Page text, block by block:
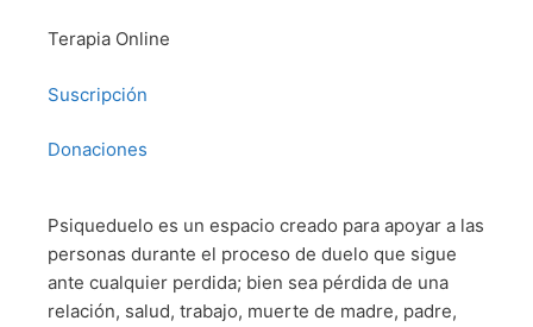
Terapia Online
Suscripción
Donaciones
Psiqueduelo es un espacio creado para apoyar a las
personas durante el proceso de duelo que sigue
ante cualquier perdida; bien sea pérdida de una
relación, salud, trabajo, muerte de madre, padre,